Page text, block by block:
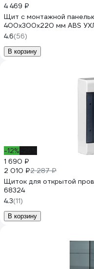
4 469 ₽
Щит с монтажной
400x300x220 мм ABS
4.6(56)
В корзину
-12%
1 690 ₽
2 010 ₽2 287 ₽
Щиток для открытой
68324
4.3(11)
В корзину